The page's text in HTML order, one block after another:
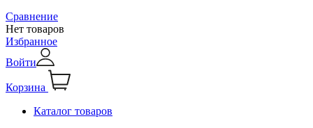
Сравнение
Нет товаров
Избранное
Войти
Корзина
Каталог товаров